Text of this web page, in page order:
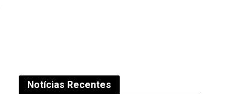
Notícias Recentes